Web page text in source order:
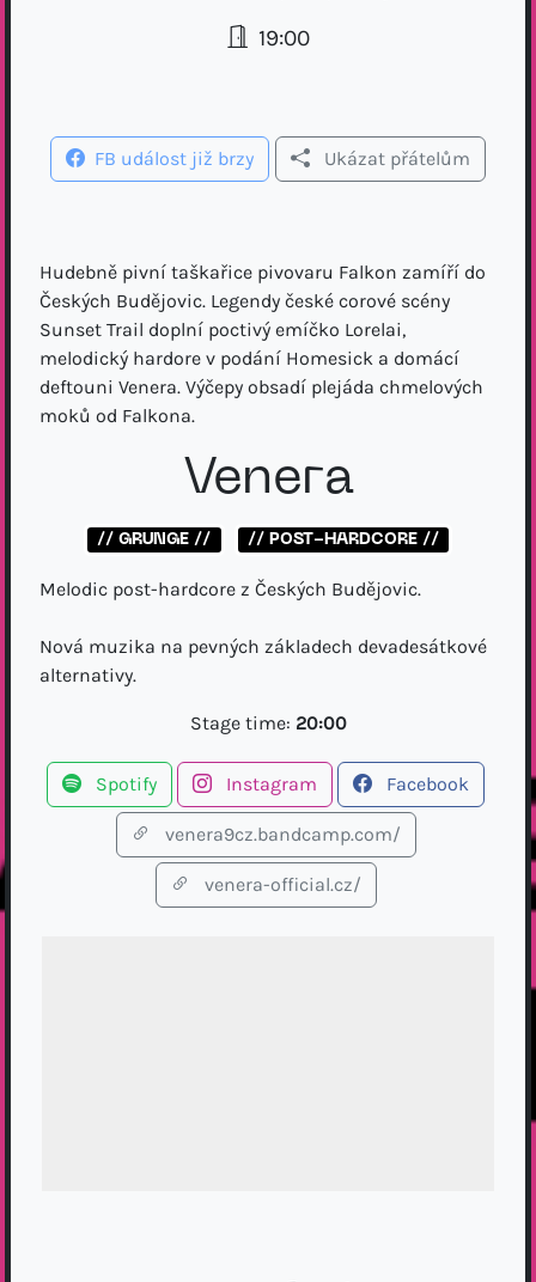
19:00
FB událost již brzy Ukázat přátelům
Hudebně pivní taškařice pivovaru Falkon zamíří do
Českých Budějovic. Legendy české corové scény
Sunset Trail doplní poctivý emíčko Lorelai,
melodický hardore v podání Homesick a domácí
deftouni Venera. Výčepy obsadí plejáda chmelových
moků od Falkona.
Venera
// GRUNGE // // POST-HARDCORE //
Melodic post-hardcore z Českých Budějovic.
Nová muzika na pevných základech devadesátkové
alternativy.
Stage time: 20:00
Spotify Instagram Facebook
venera9cz.bandcamp.com/
venera-official.cz/